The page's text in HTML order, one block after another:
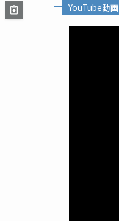
YouTube動画